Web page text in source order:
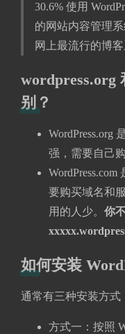
30.6% 使用
的网站内容管理系
网上最流行的博客
wordpress.org
别？
WordPress.org
强，需要自己
要购买域名和
用的人少。 你
如何安装
通常有三种安装方式
方式一：按照